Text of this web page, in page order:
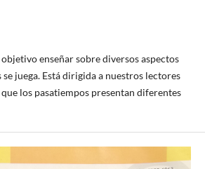
enseñar sobre diversos aspectos
juega. Está dirigida a nuestros lectores
que los pasatiempos presentan diferentes